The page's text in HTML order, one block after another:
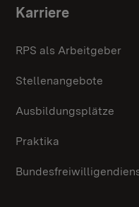
Karriere
RPS als Arbeitgeber
Stellenangebote
Ausbildungsplätze
Praktika